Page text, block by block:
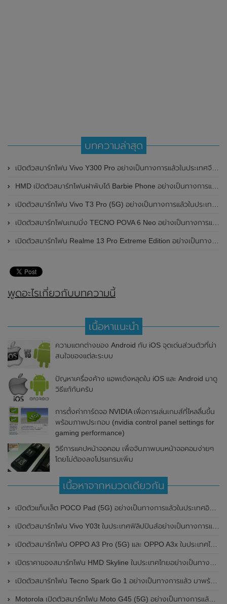
บทความล่าสุด
เปิดตัวสมาร์ทโฟน Vivo Y300 Pro อย่างเป็นทางการแล้วในประเทศจีน มาพร้อมดีไซน์พรีเมี่ยม ทนทาน และแบตเตอรี่สุดอึดขนาดใหญ่ 6,500mAh พร้อมรองรับการชาร์จไว 80W
HMD เปิดตัวสมาร์ทโฟนฝาพับได้ Barbie Phone อย่างเป็นทางการแล้ว มาพร้อมธีมสีชมพูสดใส
เปิดตัวสมาร์ทโฟน Vivo T3 Pro (5G) อย่างเป็นทางการแล้วในประเทศอินเดีย
เปิดตัวสมาร์ทโฟนเกมมิ่ง TECNO POVA 6 Neo อย่างเป็นทางการแล้วในประเทศไทย ในราคา 8,499 บาท
เปิดตัวสมาร์ทโฟน Realme 13 Pro Extreme Edition อย่างเป็นทางการแล้วในประเทศจีน
พูดอะไรเกี่ยวกับบทความนี้
เนื้อหาแนะนำ
ความแตกต่างของ Android กับ iOS จุดเด่นส่วนตัวที่น่า
สนใจของแต่ละระบบ
ปัญหาเครื่องค้าง แอพเด้งหลุดใน iOS และ Android มาดู
วิธีแก้กันครับ
การตั้งค่าการ์ดจอ NVIDIA เพื่อการเล่นเกมส์ที่ไหลลื่นขึ้น
พร้อมภาพประกอบ (nvidia control panel settings for
gaming performance)
วิธีการแคปหน้าจอคอม เพื่อจับภาพบนหน้าจอคอมง่ายๆ
โดยไม่ต้องลงโปรแกรมเพิ่ม
เนื้อหาจากหมวดเดียวกัน
เปิดตัวแท็บเล็ต POCO Pad (5G) อย่างเป็นทางการแล้วในประเทศอินเดีย มาพร้อมชิปเซ็ต Snapdragon 7s Gen 2 ของ Qualcomm และรองรับเครือข่าย 5G
เปิดตัวสมาร์ทโฟน Vivo Y03t ในประเทศฟิลิปปินส์อย่างเป็นทางการแล้ว มาพร้อมชิปเซ็ต Unisoc T612 , กล้องหลัง ความละเอียด 13MP , แบตเตอรี่ 5,000mAh และหน้าจอแสดงผล LCD / 90Hz
เปิดตัวสมาร์ทโฟน OPPO A3 Pro (5G) และ OPPO A3x ในประเทศไทยอย่างเป็นทางการแล้ว ในราคาเริ่มต้นเพียง 3,999 บาท
เปิดราคาของสมาร์ทโฟน HMD Skyline ในประเทศไทยอย่างเป็นทางการแล้ว ราคา 14,990 บาท
เปิดตัวสมาร์ทโฟน Tecno Spark Go 1 อย่างเป็นทางการแล้ว มาพร้อมหน้าจอแสดงผล LCD / 120Hz , แบตเตอรี่ 5,000mAh และใช้ชิปเซ็ต Unisoc
Motorola เปิดตัวสมาร์ทโฟน Moto G45 (5G) อย่างเป็นทางการแล้วในอินเดีย